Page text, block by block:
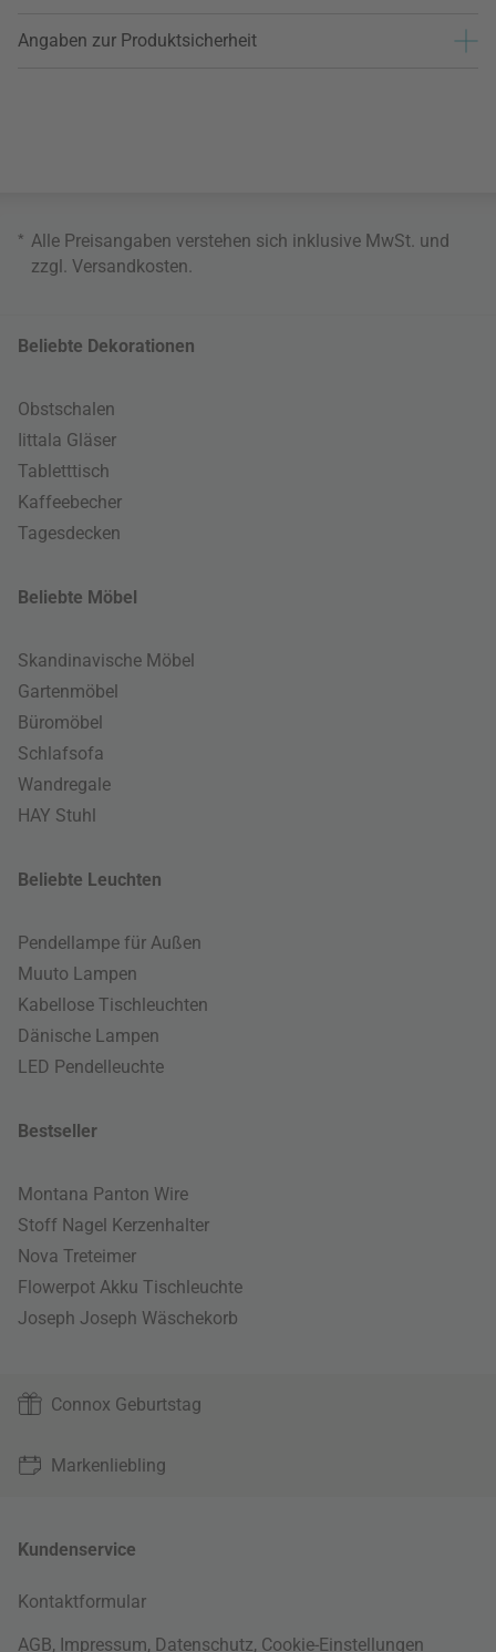
Angaben zur Produktsicherheit
* Alle Preisangaben verstehen sich inklusive MwSt. und
zzgl. Versandkosten
Beliebte Dekorationen
Obstschalen
Iittala Gläser
Tabletttisch
Kaffeebecher
Tagesdecken
Beliebte Möbel
Skandinavische Möbel
Gartenmöbel
Büromöbel
Schlafsofa
Wandregale
HAY Stuhl
Beliebte Leuchten
Pendellampe für Außen
Muuto Lampen
Kabellose Tischleuchten
Dänische Lampen
LED Pendelleuchte
Bestseller
Montana Panton Wire
Stoff Nagel Kerzenhalter
Nova Treteimer
Flowerpot Akku Tischleuchte
Joseph Joseph Wäschekorb
Connox Geburtstag
Markenliebling
Kundenservice
Kontaktformular
AGB, Impressum, Datenschutz, Cookie-Einstellungen